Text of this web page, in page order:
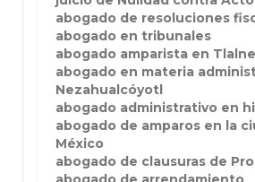
abogado de resoluciones
abogado en tribunales
abogado amparista en
abogado en materia
Nezahualcóyotl
abogado administrativo en
abogado de amparos en la
México
abogado de clausuras de